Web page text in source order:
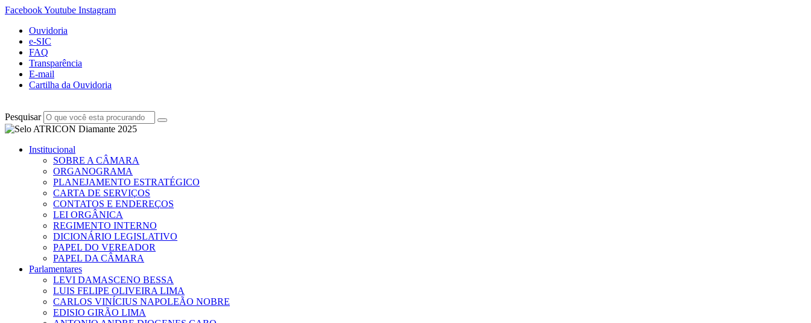
FacebookYoutube Instagram
Ouvidoria
e-SIC
FAQ
Transparência
E-mail
Cartilha da Ouvidoria
Pesquisar
Institucional
SOBRE A CÂMARA
ORGANOGRAMA
PLANEJAMENTO ESTRATÉGICO
CARTA DE SERVIÇOS
CONTATOS E ENDEREÇOS
LEI ORGÂNICA
REGIMENTO INTERNO
DICIONÁRIO LEGISLATIVO
PAPEL DO VEREADOR
PAPEL DA CÂMARA
Parlamentares
LEVI DAMASCENO BESSA
LUIS FELIPE OLIVEIRA LIMA
CARLOS VINÍCIUS NAPOLEÃO NOBRE
EDISIO GIRÃO LIMA